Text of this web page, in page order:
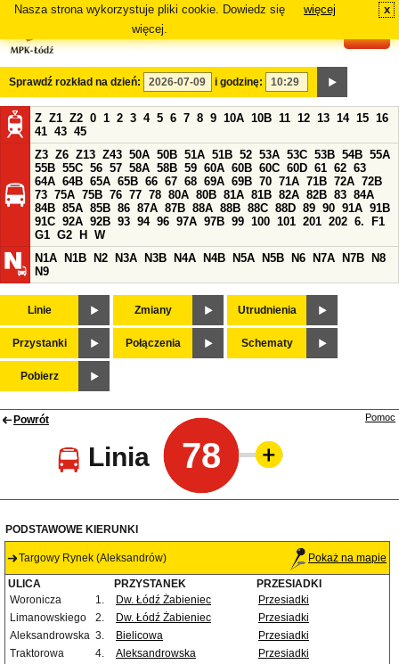
Nasza strona wykorzystuje pliki cookie. Dowiedz się
więcej.
więcej x
Sprawdź rozkład na dzień: i godzinę:
Z Z1 Z2 0 1 2 3 4 5 6 7 8 9 10A 10B 11 12 13 14 15 16
41 43 45
Z3 Z6 Z13 Z43 50A 50B 51A 51B 52 53A 53C 53B 54B 55A
55B 55C 56 57 58A 58B 59 60A 60B 60C 60D 61 62 63
64A 64B 65A 65B 66 67 68 69A 69B 70 71A 71B 72A 72B
73 75A 75B 76 77 78 80A 80B 81A 81B 82A 82B 83 84A
84B 85A 85B 86 87A 87B 88A 88B 88C 88D 89 90 91A 91B
91C 92A 92B 93 94 96 97A 97B 99 100 101 201 202 6.
F1
G1 G2 H
W
N1A
N1B N2 N3A N3B N4A N4B N5A N5B N6 N7A N7B
N8
N9
Linie Zmiany Utrudnienia
Przystanki Połączenia Schematy
Pobierz
Powrót
Linia 78
Pomoc
PODSTAWOWE KIERUNKI
Targowy Rynek (Aleksandrów) Pokaż na mapie
ULICA PRZYSTANEK
PRZESIADKI
Woronicza
1. Dw. Łódź Żabieniec
Przesiadki
Limanowskiego
2. Dw. Łódź Żabieniec
Przesiadki
Aleksandrowska 3. Bielicowa
Przesiadki
Traktorowa
4. Aleksandrowska
Przesiadki